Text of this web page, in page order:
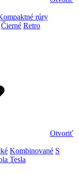
rúry
Čierné Retro
Otvoriť
Kombinované S
Tesla